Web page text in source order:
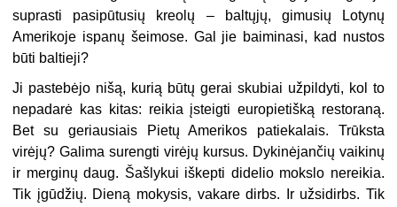
suprasti pasipūtusių kreolų – baltųjų, gimusių Lotynų
Amerikoje ispanų šeimose. Gal jie baiminasi, kad nustos
būti baltieji?
Ji pastebėjo nišą, kurią būtų gerai skubiai užpildyti, kol to
nepadarė kas kitas: reikia įsteigti europietišką restoraną.
Bet su geriausiais Pietų Amerikos patiekalais. Trūksta
virėjų? Galima surengti virėjų kursus. Dykinėjančių vaikinų
ir merginų daug. Šašlykui iškepti didelio mokslo nereikia.
Tik įgūdžių. Dieną mokysis, vakare dirbs. Ir užsidirbs. Tik